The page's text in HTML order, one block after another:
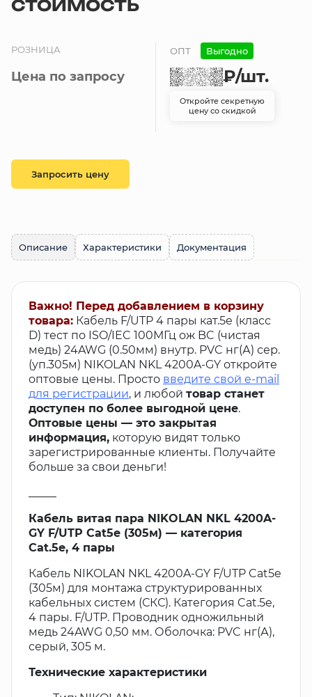
СТОИМОСТЬ
РОЗНИЦА
Цена по запросу
ОПТ Выгодно
₽/шт.
Откройте секретную
цену со скидкой
Запросить цену
Описание Характеристики Документация
Важно! Перед добавлением в корзину
товара: Кабель F/UTP 4 пары кат.5e (класс
D) тест по ISO/IEC 100МГц ож BC (чистая
медь) 24AWG (0.50мм) внутр. PVC нг(А) сер.
(уп.305м) NIKOLAN NKL 4200A-GY откройте
оптовые цены. Просто введите свой e-mail
для регистрации, и любой товар станет
доступен по более выгодной цене.
Оптовые цены — это закрытая
информация, которую видят только
зарегистрированные клиенты. Получайте
больше за свои деньги!
Кабель витая пара NIKOLAN NKL 4200A-
GY F/UTP Cat5e (305м) — категория
Cat.5e, 4 пары
Кабель NIKOLAN NKL 4200A-GY F/UTP Cat5e
(305м) для монтажа структурированных
кабельных систем (СКС). Категория Cat.5e,
4 пары. F/UTP. Проводник одножильный
медь 24AWG 0,50 мм. Оболочка: PVC нг(А),
серый, 305 м.
Технические характеристики